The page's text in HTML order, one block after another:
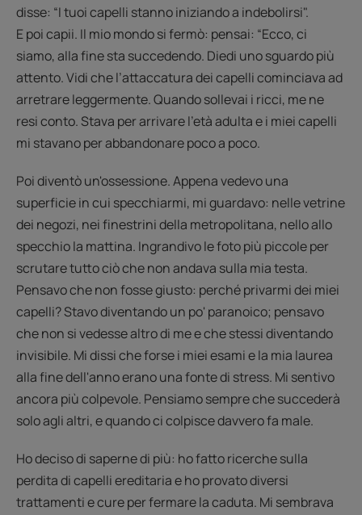
disse: “I tuoi capelli stanno iniziando a indebolirsi".
E poi capii. Il mio mondo si fermò: pensai: “Ecco, ci
siamo, alla fine sta succedendo. Diedi uno sguardo più
attento. Vidi che l’attaccatura dei capelli cominciava ad
arretrare leggermente. Quando sollevai i ricci, me ne
resi conto. Stava per arrivare l'età adulta e i miei capelli
mi stavano per abbandonare poco a poco.
Poi diventò un'ossessione. Appena vedevo una
superficie in cui specchiarmi, mi guardavo: nelle vetrine
dei negozi, nei finestrini della metropolitana, nello allo
specchio la mattina. Ingrandivo le foto più piccole per
scrutare tutto ciò che non andava sulla mia testa.
Pensavo che non fosse giusto: perché privarmi dei miei
capelli? Stavo diventando un po' paranoico; pensavo
che non si vedesse altro di me e che stessi diventando
invisibile. Mi dissi che forse i miei esami e la mia laurea
alla fine dell'anno erano una fonte di stress. Mi sentivo
ancora più colpevole. Pensiamo sempre che succederà
solo agli altri, e quando ci colpisce davvero fa male.
Ho deciso di saperne di più: ho fatto ricerche sulla
perdita di capelli ereditaria e ho provato diversi
trattamenti e cure per fermare la caduta. Mi sembrava